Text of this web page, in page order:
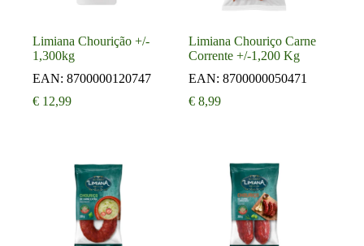
Limiana Chourição +/-
1,300kg
EAN: 8700000120747
€ 12,99
Limiana Chouriço Carne
Corrente +/-1,200 Kg
EAN:8700000050471
€ 8,99